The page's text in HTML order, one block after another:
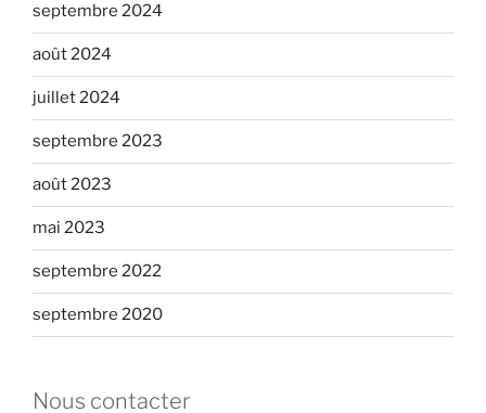
septembre 2024
août 2024
juillet 2024
septembre 2023
août 2023
mai 2023
septembre 2022
septembre 2020
Nous contacter